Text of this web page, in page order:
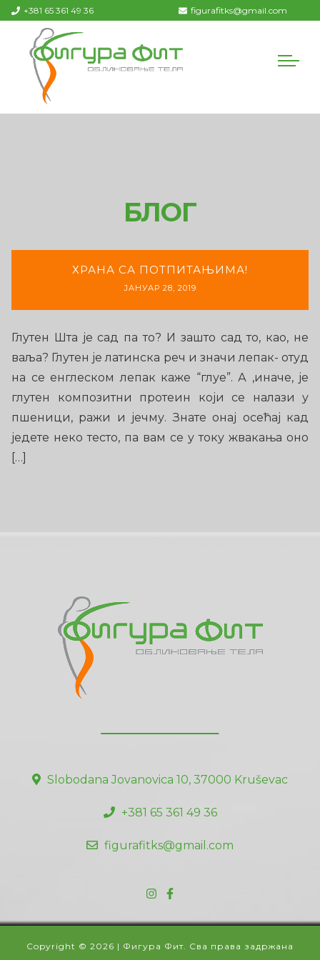
+381 65 361 49 36 figurafitks@gmail.com
БЛОГ
ХРАНА СА ПОТПИТАЊИМА!
ЈАНУАР 28, 2019
Глутен Шта је сад па то? И зашто сад то, као, не
ваља? Глутен је латинска реч и значи лепак- отуд
на се енглеском лепак каже “глуе”. А ,иначе, је
глутен композитни протеин који се налази у
пшеници, ражи и јечму. Знате онај осећај кад
једете неко тесто, па вам се у току жвакања оно
[…]
Slobodana Jovanovica 10, 37000 Kruševac
+381 65 361 49 36
figurafitks@gmail.com
Copyright © 2026 | Фигура Фит. Сва права задржана